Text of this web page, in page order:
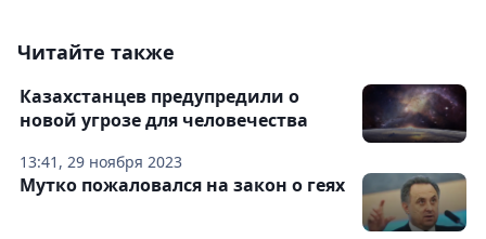
Читайте также
13:41, 29 ноября 2023
Казахстанцев предупредили о
новой угрозе для человечества
Мутко пожаловался на закон о геях